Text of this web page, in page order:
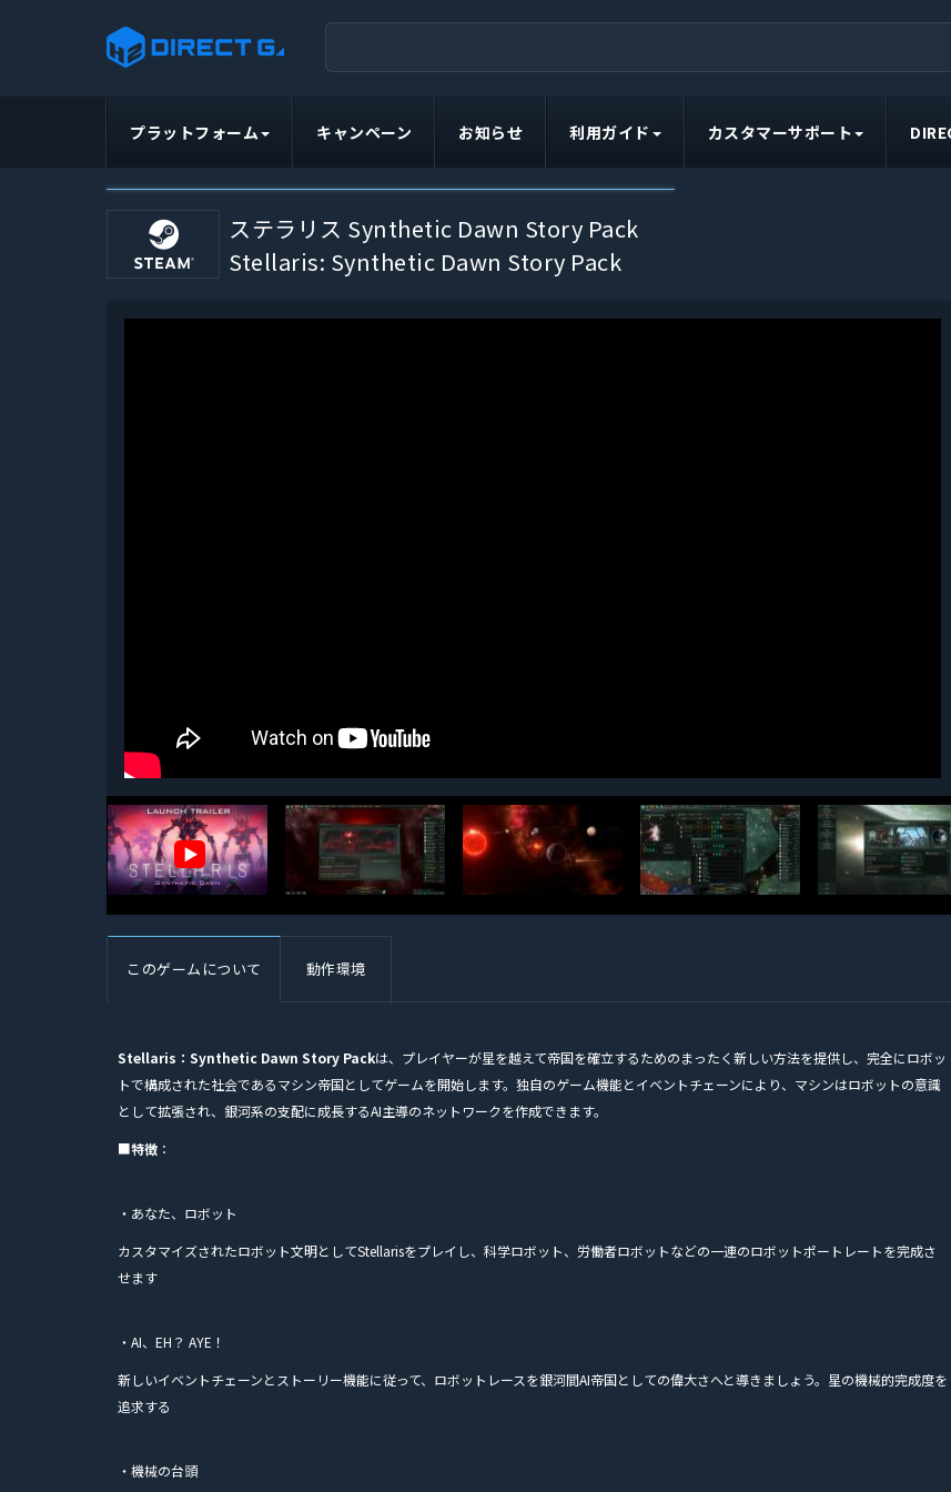
プラットフォーム キャンペーン お知らせ 利用ガイド カスタマーサポート
ステラリス Synthetic Dawn Story Pack
Stellaris: Synthetic Dawn Story Pack
▶
このゲームについて 動作環境
Stellaris：Synthetic Dawn Story Packは、プレイヤーが星を越えて帝国を確立するためのまったく新しい方法を提供し、完全にロボッ
トで構成された社会であるマシン帝国としてゲームを開始します。独自のゲーム機能とイベントチェーンにより、マシンはロボットの意識
として拡張され、銀河系の支配に成長するAI主導のネットワークを作成できます。
■特徴 ：
・あなた、ロボット
カスタマイズされたロボット文明としてStellarisをプレイし、科学ロボット、労働者ロボットなどの一連のロボットポートレートを完成さ
せます
・AI、EH？ AYE！
新しいイベントチェーンとストーリー機能に従って、ロボットレースを銀河間AI帝国としての偉大さへと導きましょう。星の機械的完成度を
追求する
・機械の台頭